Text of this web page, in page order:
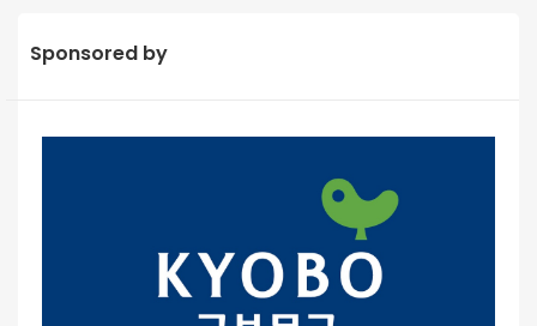
Sponsored by